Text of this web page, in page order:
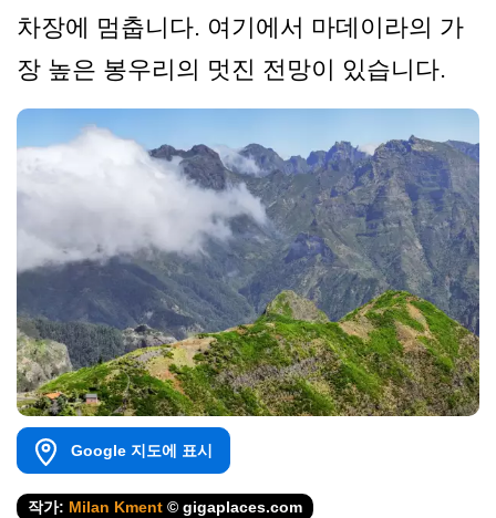
차장에 멈춥니다. 여기에서 마데이라의 가
장 높은 봉우리의 멋진 전망이 있습니다.
Google 지도에 표시
작가: Milan Kment © gigaplaces.com